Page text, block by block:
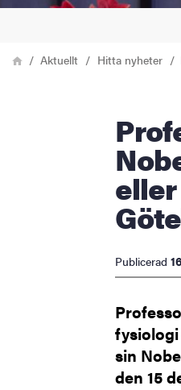
för Pressrum
HemAktuellt Hitta nyheter
Professor Shimon Sakaguchi,
Publicerad
sin
den 15